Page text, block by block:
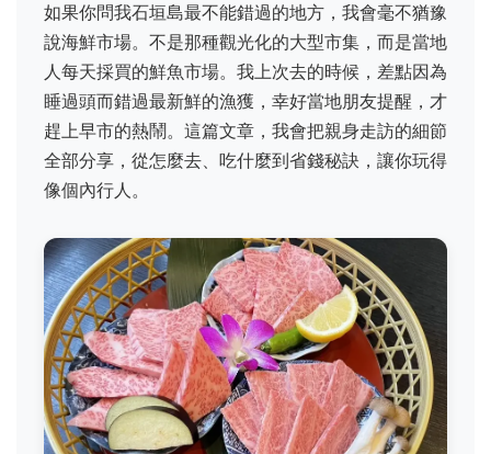
如果你問我石垣島最不能錯過的地方，我會毫不猶豫
說海鮮市場。不是那種觀光化的大型市集，而是當地
人每天採買的鮮魚市場。我上次去的時候，差點因為
睡過頭而錯過最新鮮的漁獲，幸好當地朋友提醒，才
趕上早市的熱鬧。這篇文章，我會把親身走訪的細節
全部分享，從怎麼去、吃什麼到省錢秘訣，讓你玩得
像個內行人。